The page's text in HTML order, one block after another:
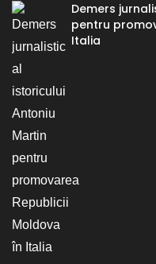
Demers
pentru
Italia